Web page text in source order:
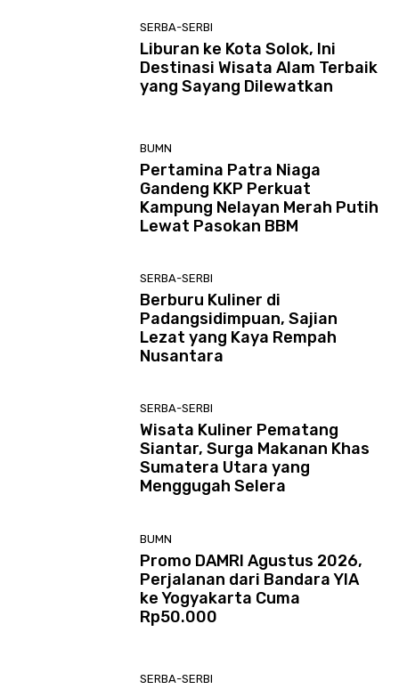
SERBA-SERBI
Liburan ke Kota Solok, Ini
Destinasi Wisata Alam Terbaik
yang Sayang Dilewatkan
BUMN
Pertamina Patra Niaga
Gandeng KKP Perkuat
Kampung Nelayan Merah Putih
Lewat Pasokan BBM
SERBA-SERBI
Berburu Kuliner di
Padangsidimpuan, Sajian
Lezat yang Kaya Rempah
Nusantara
SERBA-SERBI
Wisata Kuliner Pematang
Siantar, Surga Makanan Khas
Sumatera Utara yang
Menggugah Selera
BUMN
Promo DAMRI Agustus 2026,
Perjalanan dari Bandara YIA
ke Yogyakarta Cuma
Rp50.000
SERBA-SERBI